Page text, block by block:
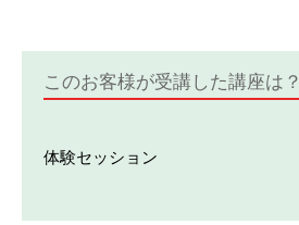
このお客様が受講した講座は？
体験セッション